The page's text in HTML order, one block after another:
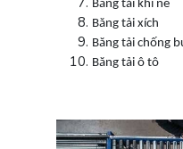
Băng tải khí né
Băng tải xích
Băng tải chống
Băng tải ô tô